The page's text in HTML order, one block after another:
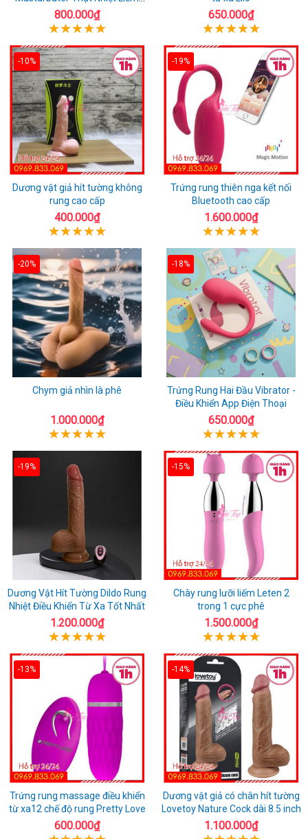
Rung
800.000₫ 650.000₫
-10%
Dương vật giả hít tường không
rung cao cấp
400.000₫
-19%
Trứng rung thiên nga kết nối
Bluetooth cao cấp
1.600.000₫
-20%
Chym giả nhìn là phê
1.000.000₫
-18%
Trứng Rung Hai Đầu Vibrator -
Điều Khiển App Điện Thoại
650.000₫
-19%
Dương Vật Hít Tường Dildo Rung
Nhiệt Điều Khiển Từ Xa Tốt Nhất
1.200.000₫
-15%
Chày rung lưỡi liếm Leten 2
trong 1 cực phê
1.500.000₫
-13%
Trứng rung massage điều khiển
từ xa12 chế độ rung Pretty Love
600.000₫
-14%
Dương vật giả có chân hít tường
Lovetoy Nature Cock dài 8.5 inch
1.100.000₫